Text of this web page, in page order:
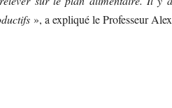
», a expliqué le Professeur